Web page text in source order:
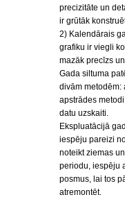
precizitāte un
ir grūtāk
2) Kalendārais
grafiku ir viegli
mazāk precīzs
Gada siltuma
divām metodēm:
apstrādes
datu uzskaiti.
Ekspluatācijā
iespēju pareizi
noteikt ziemas
periodu, iespēju
posmus, lai tos
atremontēt.